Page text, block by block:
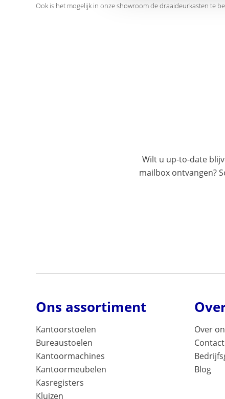
Ook is het mogelijk in onze showroom de draaideurkasten te
Wilt u up-to-date
mailbox ontvangen?
Ons assortiment
Kantoorstoelen
Bureaustoelen
Kantoormachines
Kantoormeubelen
Kasregisters
Kluizen
Over
Contact
Blog